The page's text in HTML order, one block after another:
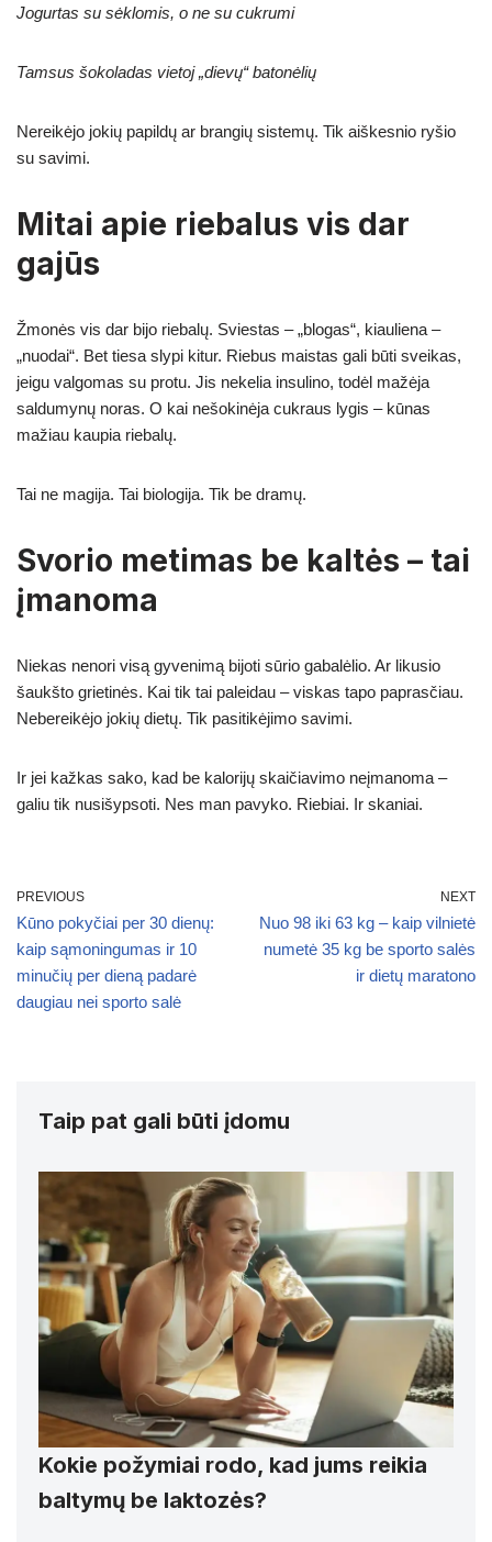
Jogurtas su sėklomis, o ne su cukrumi
Tamsus šokoladas vietoj „dievų“ batonėlių
Nereikėjo jokių papildų ar brangių sistemų. Tik aiškesnio ryšio
su savimi.
Mitai apie riebalus vis dar
gajūs
Žmonės vis dar bijo riebalų. Sviestas – „blogas“, kiauliena –
„nuodai“. Bet tiesa slypi kitur. Riebus maistas gali būti sveikas,
jeigu valgomas su protu. Jis nekelia insulino, todėl mažėja
saldumynų noras. O kai nešokinėja cukraus lygis – kūnas
mažiau kaupia riebalų.
Tai ne magija. Tai biologija. Tik be dramų.
Svorio metimas be kaltės – tai
įmanoma
Niekas nenori visą gyvenimą bijoti sūrio gabalėlio. Ar likusio
šaukšto grietinės. Kai tik tai paleidau – viskas tapo paprasčiau.
Nebereikėjo jokių dietų. Tik pasitikėjimo savimi.
Ir jei kažkas sako, kad be kalorijų skaičiavimo neįmanoma –
galiu tik nusišypsoti. Nes man pavyko. Riebiai. Ir skaniai.
PREVIOUS
Kūno pokyčiai per 30 dienų:
kaip sąmoningumas ir 10
minučių per dieną padarė
daugiau nei sporto salė
NEXT
Nuo 98 iki 63 kg – kaip vilnietė
numetė 35 kg be sporto salės
ir dietų maratono
Taip pat gali būti įdomu
Kokie požymiai rodo, kad jums reikia
baltymų be laktozės?